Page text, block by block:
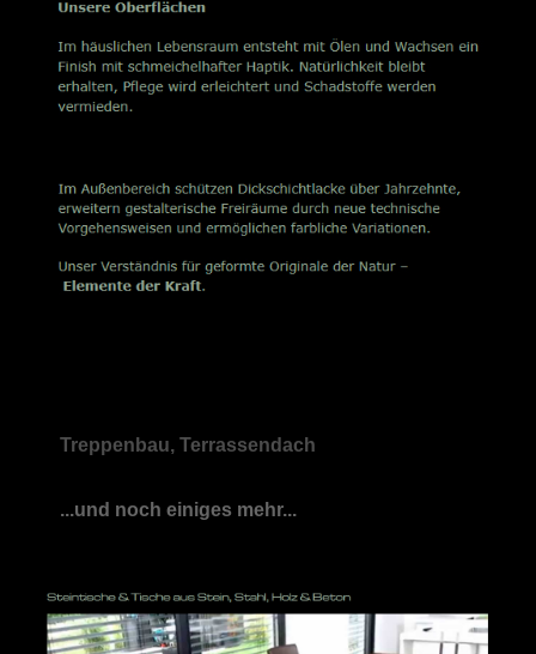
Treppenbau, Terrassendach
...und noch einiges mehr...